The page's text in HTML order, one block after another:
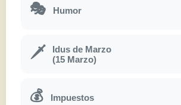
🎭 Humor
🗡
Idus de Marzo
(15 Marzo)
💰 Impuestos